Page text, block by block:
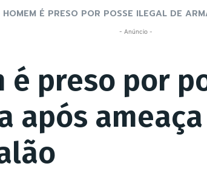
HOMEM É PRESO POR POSSE ILEGAL DE
- Anúncio -
é preso por
após